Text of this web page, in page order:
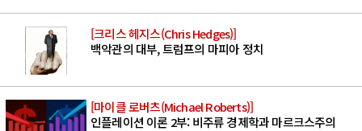
[크리스 헤지스(Chris Hedges)]
백악관의 대부, 트럼프의 마피아 정치
[마이클 로버츠(Michael Roberts)]
인플레이션 이론 2부: 비주류 경제학과 마르크스주의